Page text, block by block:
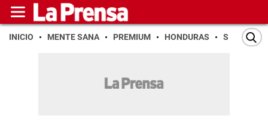
INICIO MENTE SANA PREMIUM HONDURAS SAN PEDRO